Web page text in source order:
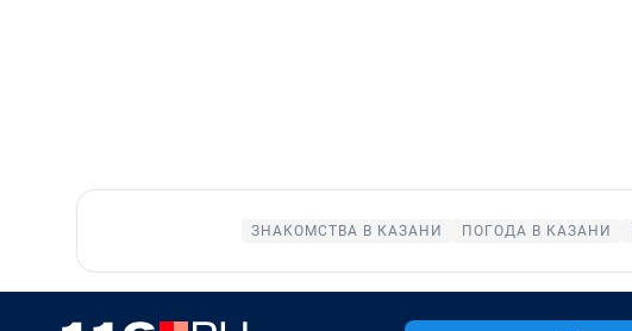
ЗНАКОМСТВА В КАЗАНИ ПОГОДА В КАЗАНИ